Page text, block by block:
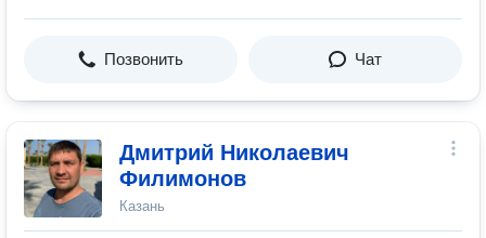
Позвонить Чат
Дмитрий Николаевич
Филимонов
Казань